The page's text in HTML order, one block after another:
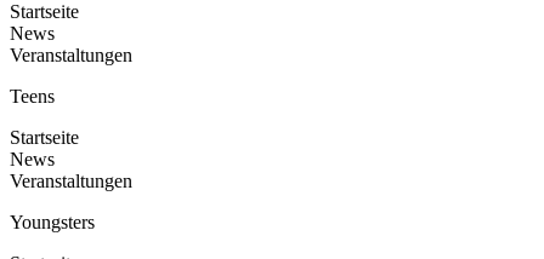
Startseite
News
Veranstaltungen
Teens
Startseite
News
Veranstaltungen
Youngsters